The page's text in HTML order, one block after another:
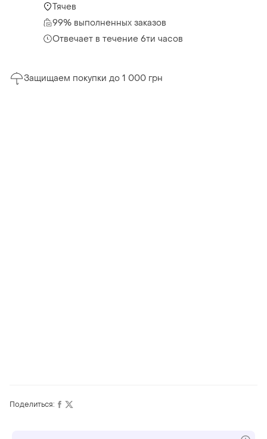
Тячев
99% выполненных заказов
Отвечает в течение 6ти часов
Защищаем покупки до 1 000 грн
Поделиться: